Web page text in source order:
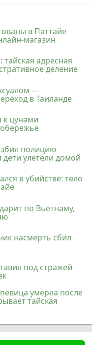
в Паттайе
магазин
тайская адресная
деление
—
в Таиланде
к цунами
полицию
дети улетели домой
в убийстве: тело
по Вьетнаму,
насмерть сбил
под стражей
умерла после
тайская